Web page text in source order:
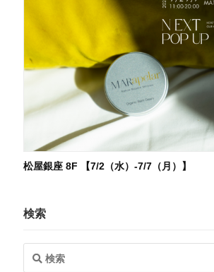
松屋銀座 8F 【7/2（水）-7/7（月）】
検索